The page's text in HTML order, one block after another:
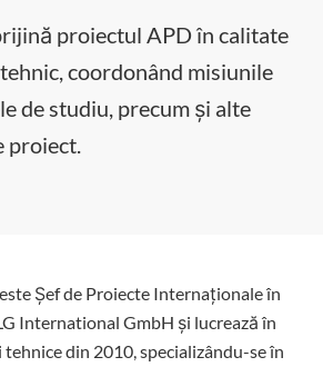
proiectul APD în calitate
coordonând misiunile
de studiu, precum și alte
proiect.
Șef de Proiecte Internaționale în
International GmbH și lucrează în
din 2010, specializându-se în